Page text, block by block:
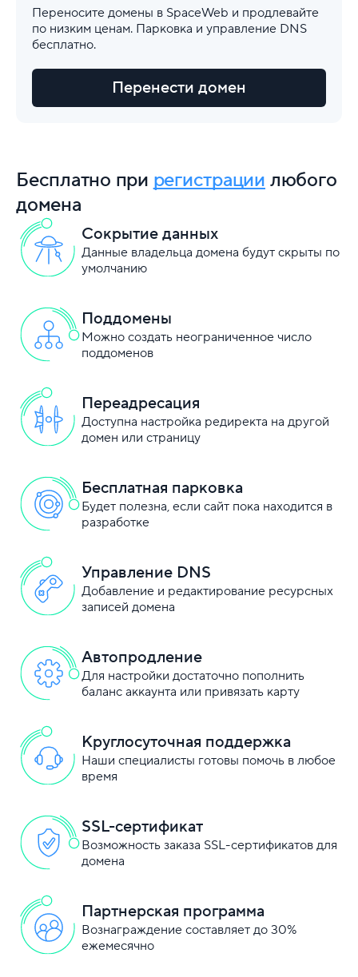
Переносите домены в SpaceWeb и продлевайте
по низким ценам. Парковка и управление DNS
бесплатно.
Перенести домен
Бесплатно при регистрации любого
домена
Сокрытие данных
Данные владельца домена будут скрыты по
умолчанию
Поддомены
Можно создать неограниченное число
поддоменов
Переадресация
Доступна настройка редиректа на другой
домен или страницу
Бесплатная парковка
Будет полезна, если сайт пока находится в
разработке
Управление DNS
Добавление и редактирование ресурсных
записей домена
Автопродление
Для настройки достаточно пополнить
баланс аккаунта или привязать карту
Круглосуточная поддержка
Наши специалисты готовы помочь в любое
время
SSL-сертификат
Возможность заказа SSL-сертификатов для
домена
Партнерская программа
Вознаграждение составляет до 30%
ежемесячно